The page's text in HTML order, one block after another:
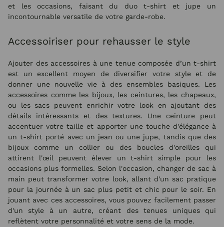
et les occasions, faisant du duo t-shirt et jupe un
incontournable versatile de votre garde-robe.
Accessoiriser pour rehausser le style
Ajouter des accessoires à une tenue composée d’un t-shirt
est un excellent moyen de diversifier votre style et de
donner une nouvelle vie à des ensembles basiques. Les
accessoires comme les bijoux, les ceintures, les chapeaux,
ou les sacs peuvent enrichir votre look en ajoutant des
détails intéressants et des textures. Une ceinture peut
accentuer votre taille et apporter une touche d'élégance à
un t-shirt porté avec un jean ou une jupe, tandis que des
bijoux comme un collier ou des boucles d'oreilles qui
attirent l'œil peuvent élever un t-shirt simple pour les
occasions plus formelles. Selon l'occasion, changer de sac à
main peut transformer votre look, allant d'un sac pratique
pour la journée à un sac plus petit et chic pour le soir. En
jouant avec ces accessoires, vous pouvez facilement passer
d'un style à un autre, créant des tenues uniques qui
reflètent votre personnalité et votre sens de la mode.